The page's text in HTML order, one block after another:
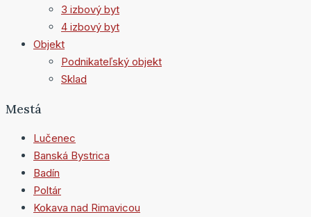
3 izbový byt
4 izbový byt
Objekt
Podnikateľský objekt
Sklad
Mestá
Lučenec
Banská Bystrica
Badín
Poltár
Kokava nad Rimavicou